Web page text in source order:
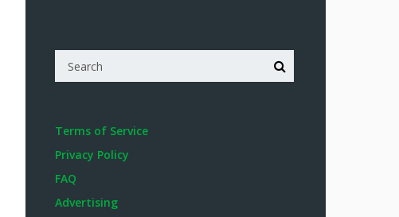
Terms of Service
Privacy Policy
FAQ
Advertising